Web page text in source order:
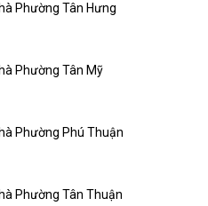
Phường Tân Hưng
Phường Tân Mỹ
Phường Phú Thuận
Phường Tân Thuận